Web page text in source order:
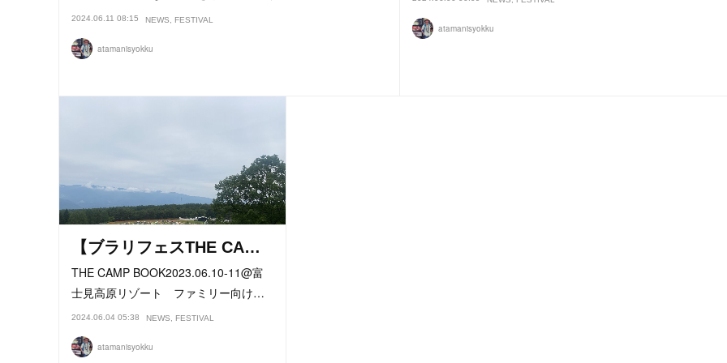
2024.06.11 08:15 NEWS FESTIVAL
atamanisyokku
atamanisyokku
【ブラリフェスTHE CA…
THE CAMP BOOK2023.06.10-11@富
士見高原リゾート ファミリー向け…
2024.06.04 05:38 NEWS FESTIVAL
atamanisyokku